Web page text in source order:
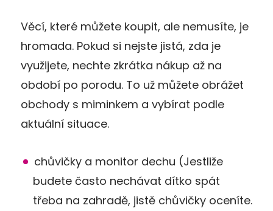
Věcí, které můžete koupit, ale nemusíte, je
hromada. Pokud si nejste jistá, zda je
využijete, nechte zkrátka nákup až na
období po porodu. To už můžete obrážet
obchody s miminkem a vybírat podle
aktuální situace.
chůvičky a monitor dechu (Jestliže
budete často nechávat dítko spát
třeba na zahradě, jistě chůvičky oceníte.